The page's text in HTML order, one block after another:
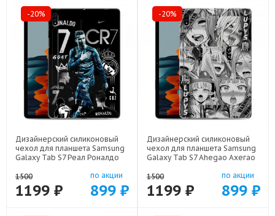
-20%
Дизайнерский силиконовый
чехол для планшета Samsung
Galaxy Tab S7 Реал Роналдо
1500
1199 ₽
по акции
899 ₽
-20%
Дизайнерский силиконовый
чехол для планшета Samsung
Galaxy Tab S7 Ahegao Ахегао
1500
1199 ₽
по акции
899 ₽